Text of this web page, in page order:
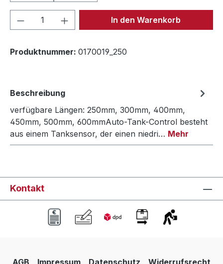
Produkt Anzahl: Gib denIn den Warenkorb
Produktnummer: 0170019_250
Beschreibung
verfügbare Längen: 250mm, 300mm, 400mm,
450mm, 500mm, 600mmAuto-Tank-Control besteht
aus einem Tanksensor, der einen niedri… Mehr
Kontakt